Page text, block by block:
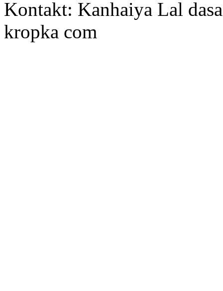
Kontakt: Kanhaiya Lal
kropka com